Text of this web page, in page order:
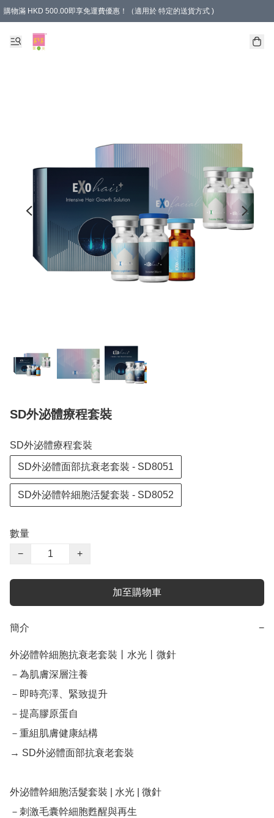
購物滿 HKD 500.00即享免運費優惠！（適用於 特定的送貨方式 )
SD外泌體療程套裝
SD外泌體療程套裝
SD外泌體面部抗衰老套裝 - SD8051
SD外泌體幹細胞活髮套裝 - SD8052
數量
−
+
加至購物車
簡介 −
外泌體幹細胞抗衰老套裝丨水光丨微針
－為肌膚深層注養
－即時亮澤、緊致提升
－提高膠原蛋自
－重組肌膚健康結構
→ SD外泌體面部抗衰老套裝
外泌體幹細胞活髮套裝 | 水光 | 微針
－刺激毛囊幹細胞甦醒與再生